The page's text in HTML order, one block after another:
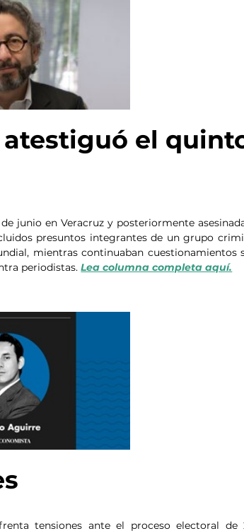
atestiguó el
junio en Veracruz y posteriormente
presuntos integrantes de un grupo
mientras continuaban cuestionamientos
periodistas. Lea columna completa aquí.
tensiones ante el proceso electoral de